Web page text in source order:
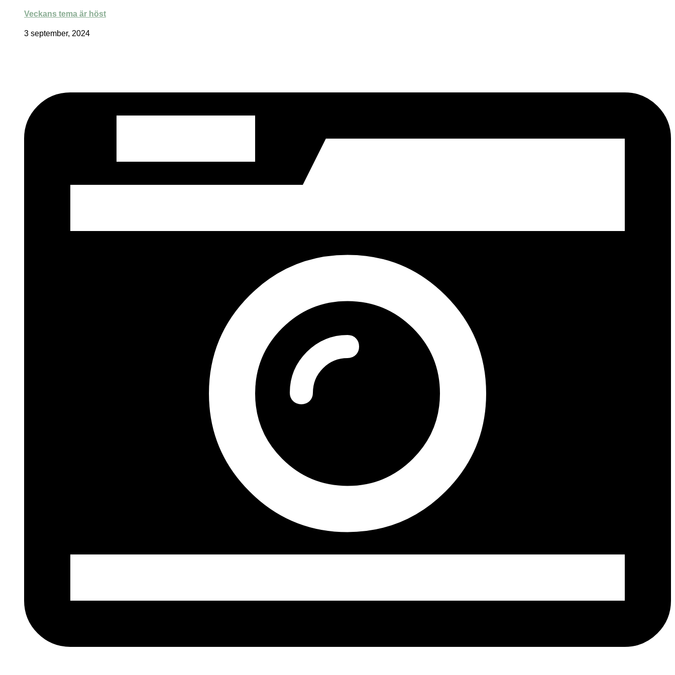
Veckans tema är höst
3 september, 2024